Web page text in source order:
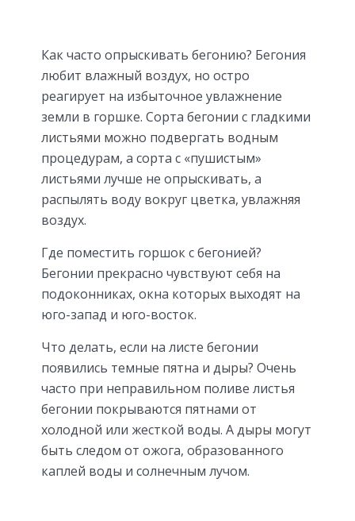
Как часто опрыскивать бегонию? Бегония
любит влажный воздух, но остро
реагирует на избыточное увлажнение
земли в горшке. Сорта бегонии с гладкими
листьями можно подвергать водным
процедурам, а сорта с «пушистым»
листьями лучше не опрыскивать, а
распылять воду вокруг цветка, увлажняя
воздух.
Где поместить горшок с бегонией?
Бегонии прекрасно чувствуют себя на
подоконниках, окна которых выходят на
юго-запад и юго-восток.
Что делать, если на листе бегонии
появились темные пятна и дыры? Очень
часто при неправильном поливе листья
бегонии покрываются пятнами от
холодной или жесткой воды. А дыры могут
быть следом от ожога, образованного
каплей воды и солнечным лучом.